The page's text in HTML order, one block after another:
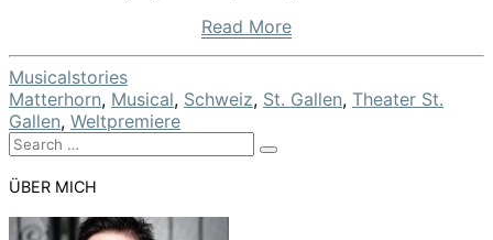
Read MoreRead
Musicalstories
Matterhorn, Musical, Schweiz, St. Gallen, Theater St.
Gallen, Weltpremiere
Search
Search
ÜBER MICH